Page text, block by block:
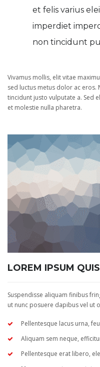
et felis varius
imperdiet
non tincidunt
Vivamus mollis, elit vitae
sed luctus metus dolor ac eros.
tincidunt justo vulputate a. Sed
et molestie nulla pharetra.
LOREM IPSUM
Suspendisse aliquam finibus
ut nunc posuere dapibus vel ut
Pellentesque lacus urna,
Aliquam sem neque,
Pellentesque erat libero,